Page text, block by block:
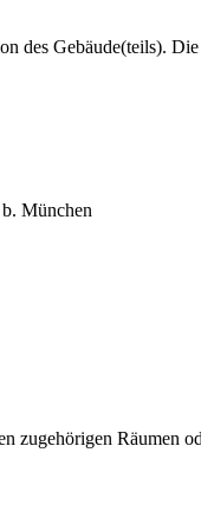
des Gebäude(teils).
München
zugehörigen Räumen